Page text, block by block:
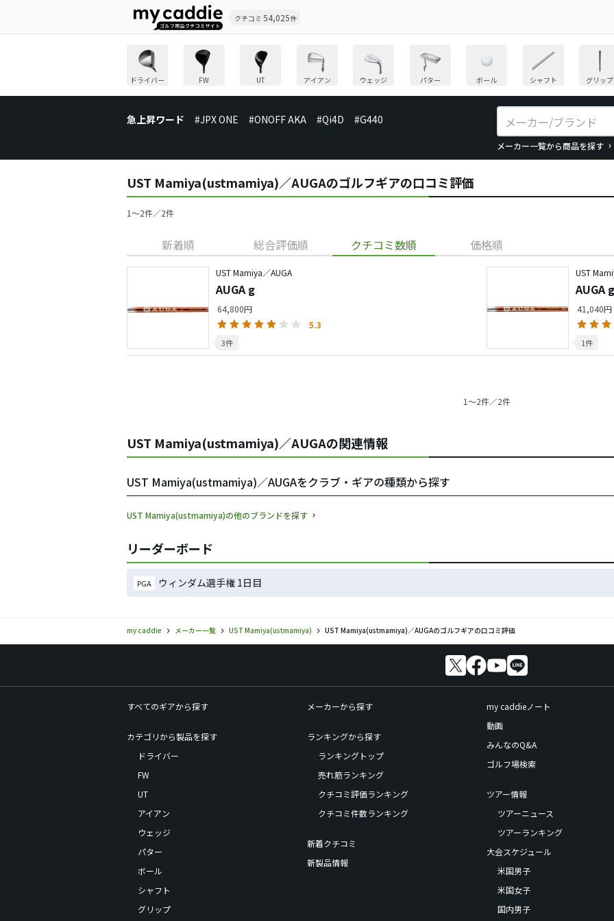
クチコミ 54,025件
ドライバー FW UT アイアン ウェッジ パター ボール シャフト グリップ
急上昇ワード #JPX ONE #ONOFF AKA #Qi4D #G440
メーカー一覧から商品を探す
UST Mamiya(ustmamiya)／AUGAのゴルフギアの口コミ評価
1〜2件／2件
新着順 総合評価順 クチコミ数順 価格順
UST Mamiya／AUGA
AUGA g
64,800円
5.3
3件
UST
AUGA
41,040円
1件
1〜2件／2件
UST Mamiya(ustmamiya)／AUGAの関連情報
UST Mamiya(ustmamiya)／AUGAをクラブ・ギアの種類から探す
UST Mamiya(ustmamiya)の他のブランドを探す
リーダーボード
PGA ウィンダム選手権 1日目
my caddie メーカー一覧 UST Mamiya(ustmamiya) UST Mamiya(ustmamiya)／AUGAのゴルフギアの口コミ評価
すべてのギアから探す
カテゴリから製品を探す
ドライバー
FW
UT
アイアン
ウェッジ
パター
ボール
シャフト
グリップ
メーカーから探す
ランキングから探す
ランキングトップ
売れ筋ランキング
クチコミ評価ランキング
クチコミ件数ランキング
新着クチコミ
新製品情報
my caddieノート
動画
みんなのQ&A
ゴルフ場検索
ツアー情報
ツアーニュース
ツアーランキング
大会スケジュール
米国男子
米国女子
国内男子